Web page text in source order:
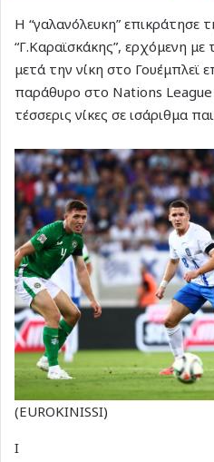
Η “γαλανόλευκη” επικράτησε
“Γ.Καραϊσκάκης”, ερχόμενη
μετά την νίκη στο Γουέμπλεϊ
παράθυρο στο Nations League
τέσσερις νίκες σε ισάριθμα
(EUROKINISSI)
I